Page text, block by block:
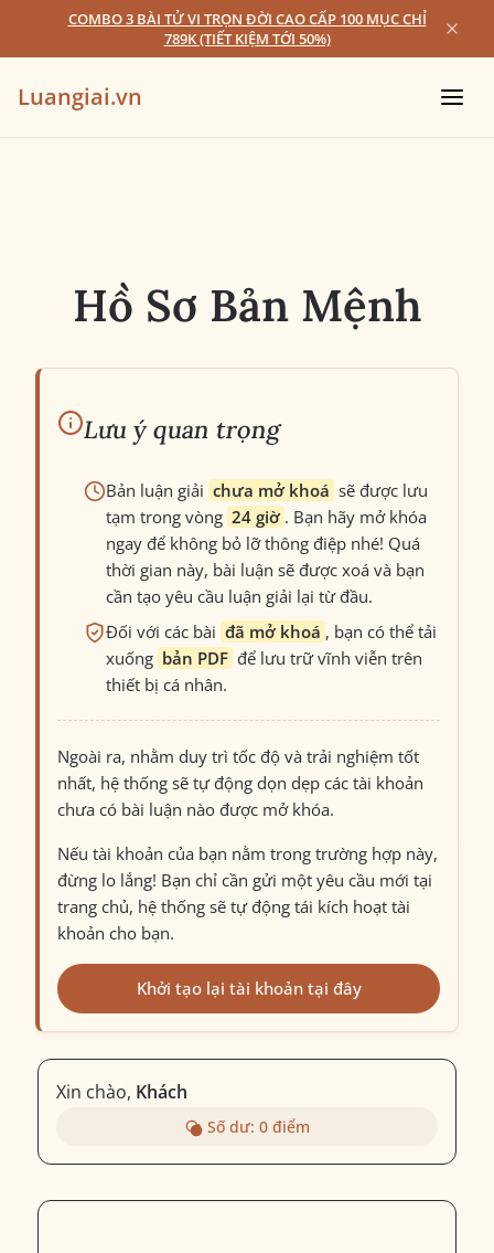
COMBO 3 BÀI TỬ VI TRỌN ĐỜI CAO CẤP 100 MỤC CHỈ
789K (TIẾT KIỆM TỚI 50%)
Luangiai.vn
Hồ Sơ Bản Mệnh
Lưu ý quan trọng
Bản luận giải chưa mở khoá sẽ được lưu
tạm trong vòng 24 giờ . Bạn hãy mở khóa
ngay để không bỏ lỡ thông điệp nhé! Quá
thời gian này, bài luận sẽ được xoá và bạn
cần tạo yêu cầu luận giải lại từ đầu.
Đối với các bài đã mở khoá , bạn có thể tải
xuống bản PDF để lưu trữ vĩnh viễn trên
thiết bị cá nhân.
Ngoài ra, nhằm duy trì tốc độ và trải nghiệm tốt
nhất, hệ thống sẽ tự động dọn dẹp các tài khoản
chưa có bài luận nào được mở khóa.
Nếu tài khoản của bạn nằm trong trường hợp này,
đừng lo lắng! Bạn chỉ cần gửi một yêu cầu mới tại
trang chủ, hệ thống sẽ tự động tái kích hoạt tài
khoản cho bạn.
Khởi tạo lại tài khoản tại đây
Xin chào, Khách
Số dư: 0điểm